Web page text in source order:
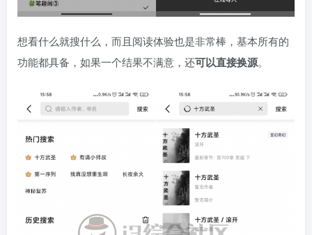
想看什么就搜什么，而且阅读体验也是非常棒，基本所有的
功能都具备，如果一个结果不满意，还可以直接换源。